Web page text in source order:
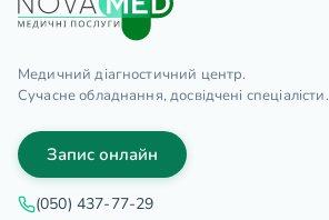
Медичний діагностичний центр.
Сучасне обладнання, досвідчені спеціалісти.
Запис онлайн
(050) 437-77-29